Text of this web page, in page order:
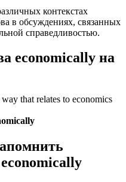
контекстах
в обсуждениях, связанных
справедливостью.
economically на
that relates to economics
economically